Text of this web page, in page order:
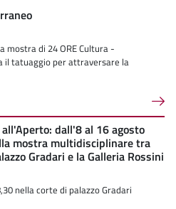
mostra di 24 ORE Cultura -
il tatuaggio per attraversare la
dall'8 al 16 agosto
mostra multidisciplinare tra
Gradari e la Galleria Rossini
nella corte di palazzo Gradari